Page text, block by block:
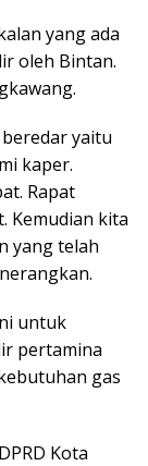
yang ada
oleh Bintan.
yaitu
kaper.
Rapat
Kemudian kita
yang telah
untuk
pertamina
gas
Kota